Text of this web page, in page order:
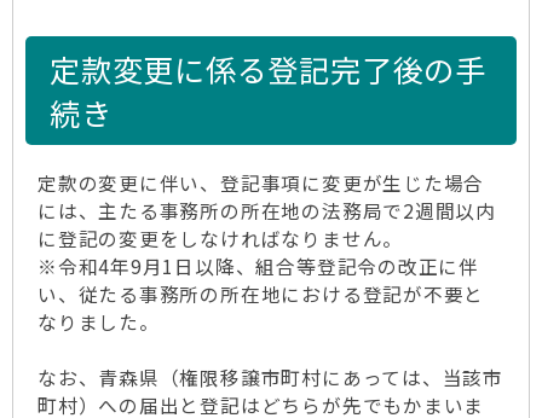
定款変更に係る登記完了後の手
続き
定款の変更に伴い、登記事項に変更が生じた場合
には、主たる事務所の所在地の法務局で2週間以内
に登記の変更をしなければなりません。
※令和4年9月1日以降、組合等登記令の改正に伴
い、従たる事務所の所在地における登記が不要と
なりました。
なお、青森県（権限移譲市町村にあっては、当該市
町村）への届出と登記はどちらが先でもかまいま